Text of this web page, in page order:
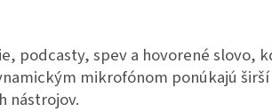
podcasty, spev a hovorené slovo,
mikrofónom ponúkajú širší
nástrojov.